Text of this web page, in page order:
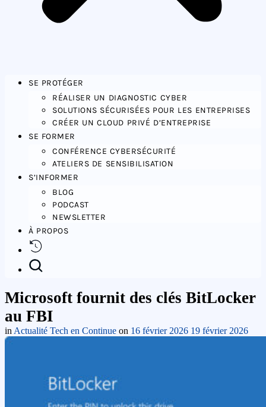
SE PROTÉGER
RÉALISER UN DIAGNOSTIC CYBER
SOLUTIONS SÉCURISÉES POUR LES ENTREPRISES
CRÉER UN CLOUD PRIVÉ D’ENTREPRISE
SE FORMER
CONFÉRENCE CYBERSÉCURITÉ
ATELIERS DE SENSIBILISATION
S’INFORMER
BLOG
PODCAST
NEWSLETTER
À PROPOS
Microsoft fournit des clés BitLocker
au FBI
in Actualité Tech en Continue on 16 février 2026 19 février 2026